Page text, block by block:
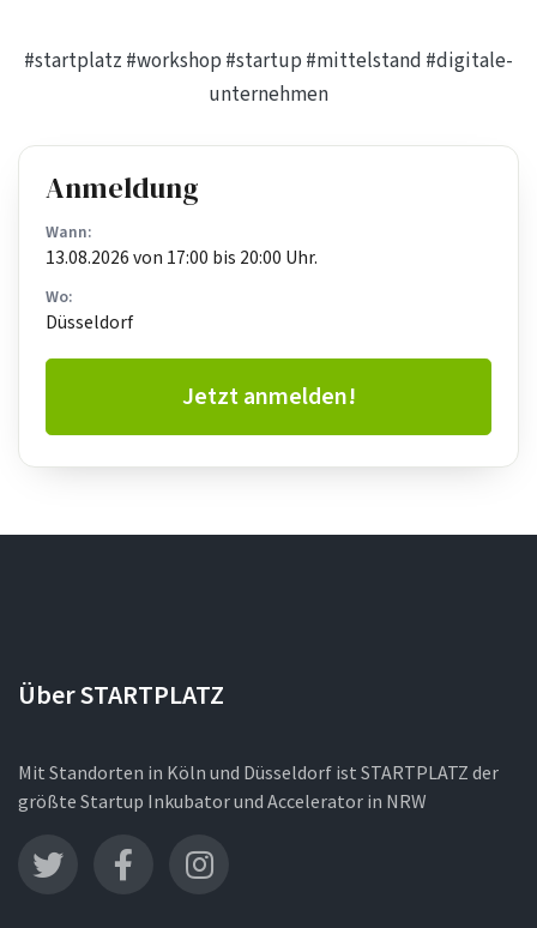
#startplatz #workshop #startup #mittelstand #digitale-
unternehmen
Anmeldung
Wann:
13.08.2026 von 17:00 bis 20:00 Uhr.
Wo:
Düsseldorf
Jetzt anmelden!
Über STARTPLATZ
Mit Standorten in Köln und Düsseldorf ist STARTPLATZ der
größte Startup Inkubator und Accelerator in NRW